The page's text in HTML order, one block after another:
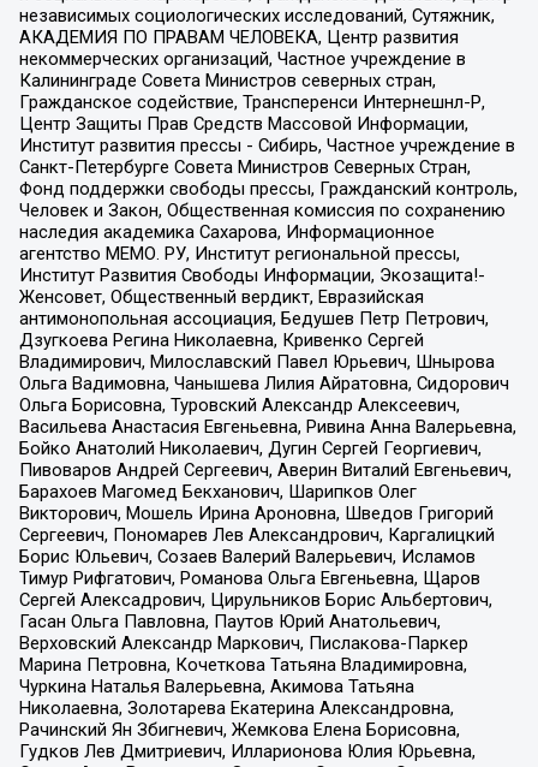
независимых социологических исследований, Сутяжник,
АКАДЕМИЯ ПО ПРАВАМ ЧЕЛОВЕКА, Центр развития
некоммерческих организаций, Частное учреждение в
Калининграде Совета Министров северных стран,
Гражданское содействие, Трансперенси Интернешнл-Р,
Центр Защиты Прав Средств Массовой Информации,
Институт развития прессы - Сибирь, Частное учреждение в
Санкт-Петербурге Совета Министров Северных Стран,
Фонд поддержки свободы прессы, Гражданский контроль,
Человек и Закон, Общественная комиссия по сохранению
наследия академика Сахарова, Информационное
агентство МЕМО. РУ, Институт региональной прессы,
Институт Развития Свободы Информации, Экозащита!-
Женсовет, Общественный вердикт, Евразийская
антимонопольная ассоциация, Бедушев Петр Петрович,
Дзугкоева Регина Николаевна, Кривенко Сергей
Владимирович, Милославский Павел Юрьевич, Шнырова
Ольга Вадимовна, Чанышева Лилия Айратовна, Сидорович
Ольга Борисовна, Туровский Александр Алексеевич,
Васильева Анастасия Евгеньевна, Ривина Анна Валерьевна,
Бойко Анатолий Николаевич, Дугин Сергей Георгиевич,
Пивоваров Андрей Сергеевич, Аверин Виталий Евгеньевич,
Барахоев Магомед Бекханович, Шарипков Олег
Викторович, Мошель Ирина Ароновна, Шведов Григорий
Сергеевич, Пономарев Лев Александрович, Каргалицкий
Борис Юльевич, Созаев Валерий Валерьевич, Исламов
Тимур Рифгатович, Романова Ольга Евгеньевна, Щаров
Сергей Алексадрович, Цирульников Борис Альбертович,
Гасан Ольга Павловна, Паутов Юрий Анатольевич,
Верховский Александр Маркович, Пислакова-Паркер
Марина Петровна, Кочеткова Татьяна Владимировна,
Чуркина Наталья Валерьевна, Акимова Татьяна
Николаевна, Золотарева Екатерина Александровна,
Рачинский Ян Збигневич, Жемкова Елена Борисовна,
Гудков Лев Дмитриевич, Илларионова Юлия Юрьевна,